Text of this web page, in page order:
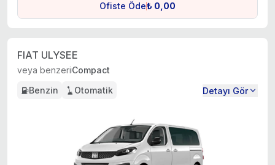
Ofiste Öde₺ 0,00
FIAT ULYSEE
veya benzeriCompact
Benzin
Otomatik Detayı Gör